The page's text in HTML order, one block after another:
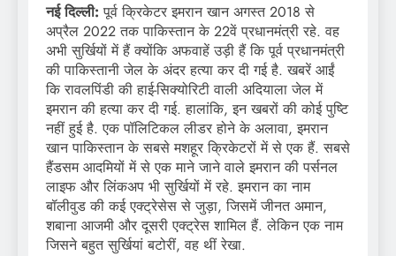
नई दिल्ली:पूर्व क्रिकेटर इमरान खान अगस्त 2018 से
अप्रैल 2022 तक पाकिस्तान के 22वें प्रधानमंत्री रहे. वह
अभी सुर्खियों में हैं क्योंकि अफवाहें उड़ी हैं कि पूर्व प्रधानमंत्री
की पाकिस्तानी जेल के अंदर हत्या कर दी गई है. खबरें आईं
कि रावलपिंडी की हाई-सिक्योरिटी वाली अदियाला जेल में
इमरान की हत्या कर दी गई. हालांकि, इन खबरों की कोई पुष्टि
नहीं हुई है. एक पॉलिटिकल लीडर होने के अलावा, इमरान
खान पाकिस्तान के सबसे मशहूर क्रिकेटरों में से एक हैं. सबसे
हैंडसम आदमियों में से एक माने जाने वाले इमरान की पर्सनल
लाइफ और लिंकअप भी सुर्खियों में रहे. इमरान का नाम
बॉलीवुड की कई एक्ट्रेसेस से जुड़ा, जिसमें जीनत अमान,
शबाना आजमी और दूसरी एक्ट्रेस शामिल हैं. लेकिन एक नाम
जिसने बहुत सुर्खियां बटोरीं, वह थीं रेखा.